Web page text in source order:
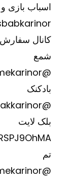
اسباب بازی
کانال
شمع
@shamekarinor
بادکنک
@badkonakkarinor
بلک لایت
تم
@themekarinor